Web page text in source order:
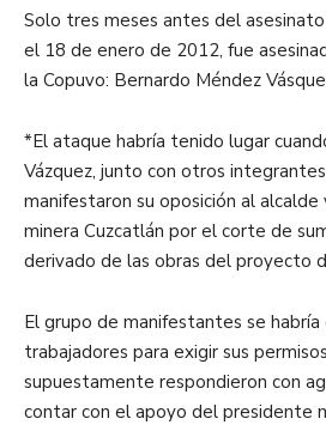
Solo tres meses antes del
el 18 de enero de 2012, fue
la Copuvo: Bernardo Méndez
*El ataque habría tenido lugar
Vázquez, junto con otros integrantes
manifestaron su oposición al alcalde
minera Cuzcatlán por el corte de
derivado de las obras del proyecto
El grupo de manifestantes se
trabajadores para exigir sus
supuestamente respondieron con
contar con el apoyo del presidente